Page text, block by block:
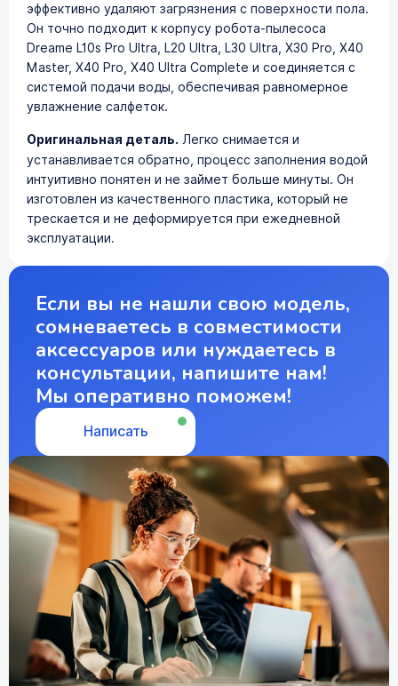
эффективно удаляют загрязнения с поверхности пола.
Он точно подходит к корпусу робота-пылесоса
Dreame L10s Pro Ultra, L20 Ultra, L30 Ultra, X30 Pro, X40
Master, X40 Pro, X40 Ultra Complete и соединяется с
системой подачи воды, обеспечивая равномерное
увлажнение салфеток.
Оригинальная деталь. Легко снимается и
устанавливается обратно, процесс заполнения водой
интуитивно понятен и не займет больше минуты. Он
изготовлен из качественного пластика, который не
трескается и не деформируется при ежедневной
эксплуатации.
Если вы не нашли свою модель,
сомневаетесь в совместимости
аксессуаров или нуждаетесь в
консультации, напишите нам!
Мы оперативно поможем!
Написать